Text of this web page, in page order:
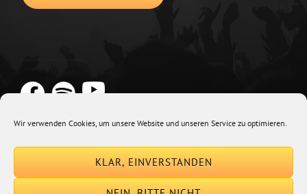
Wir verwenden Cookies, um unsere Website und unseren Service zu optimieren.
KLAR, EINVERSTANDEN
Euphony By Catch Themes